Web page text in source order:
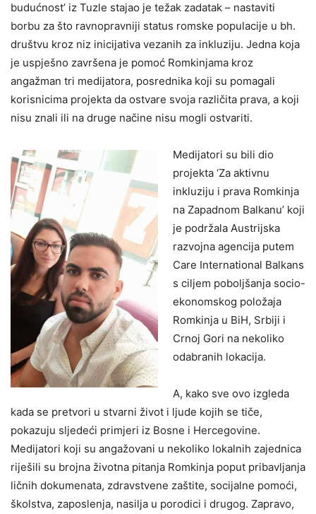
budućnost’ iz Tuzle stajao je težak zadatak – nastaviti
borbu za što ravnopravniji status romske populacije u bh.
društvu kroz niz inicijativa vezanih za inkluziju. Jedna koja
je uspješno završena je pomoć Romkinjama kroz
angažman tri medijatora, posrednika koji su pomagali
korisnicima projekta da ostvare svoja različita prava, a koji
nisu znali ili na druge načine nisu mogli ostvariti.
Medijatori su bili dio
projekta ‘Za aktivnu
inkluziju i prava Romkinja
na Zapadnom Balkanu’ koji
je podržala Austrijska
razvojna agencija putem
Care International Balkans
s ciljem poboljšanja socio-
ekonomskog položaja
Romkinja u BiH, Srbiji i
Crnoj Gori na nekoliko
odabranih lokacija.
A, kako sve ovo izgleda
kada se pretvori u stvarni život i ljude kojih se tiče,
pokazuju sljedeći primjeri iz Bosne i Hercegovine.
Medijatori koji su angažovani u nekoliko lokalnih zajednica
riješili su brojna životna pitanja Romkinja poput pribavljanja
ličnih dokumenata, zdravstvene zaštite, socijalne pomoći,
školstva, zaposlenja, nasilja u porodici i drugog. Zapravo,